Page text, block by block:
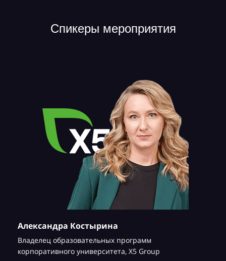
Спикеры мероприятия
Александра Костырина
Владелец образовательных программ
корпоративного университета, Х5 Group